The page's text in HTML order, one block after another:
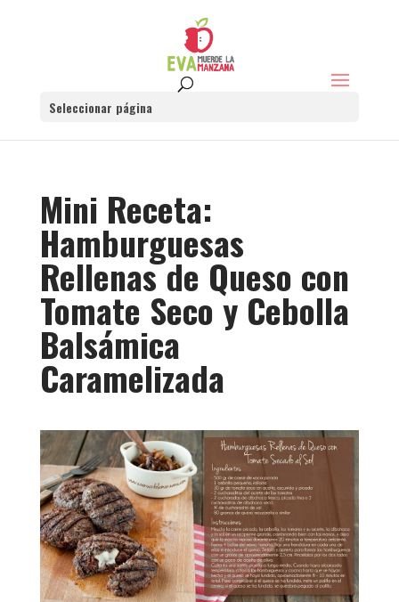
Seleccionar página
Mini Receta:
Hamburguesas
Rellenas de Queso con
Tomate Seco y Cebolla
Balsámica
Caramelizada